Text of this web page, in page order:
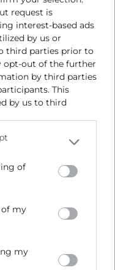
request is
interest-based ads
by us or
third parties prior to
opt-out of the further
by third parties
This
by us to third
one or more
store information
or usage
or deny consent to
Google consent
of
of my
my
empresas
antes con FP dual.
externos,
sus
y acceder a
facilitan la
día a día.
a los tutores
del aprendizaje
de las
Alicante,
Valladolid y
que 11 nuevas
Sabadell, San
Orihuela,